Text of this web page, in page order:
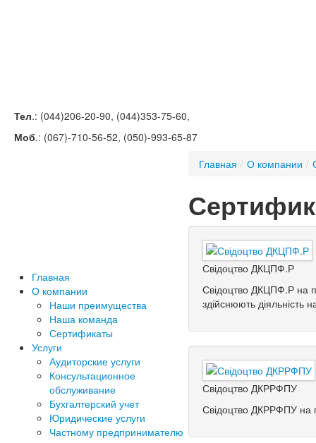
Тел.: (044)206-20-90, (044)353-75-60,
Моб.: (067)-710-56-52, (050)-993-65-87
Главная
О компании
Наши преимущества
Наша команда
Сертификаты
Услуги
Аудиторские услуги
Консультационное
обслуживание
Бухгалтерский учет
Юридические услуги
Частному предпринимателю
Главная / О компании /
Свідоцтво ДКЦПФ.Р
Свідоцтво ДКЦПФ.Р на
здійснюють діяльність
Свідоцтво ДКРРФПУ
Свідоцтво ДКРРФПУ на